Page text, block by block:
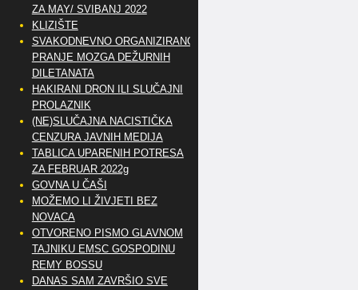
ZA MAY/ SVIBANJ 2022
KLIZIŠTE
SVAKODNEVNO ORGANIZIRANO
PRANJE MOZGA DEŽURNIH
DILETANATA
HAKIRANI DRON ILI SLUČAJNI
PROLAZNIK
(NE)SLUČAJNA NACISTIČKA
CENZURA JAVNIH MEDIJA
TABLICA UPARENIH POTRESA
ZA FEBRUAR 2022g
GOVNA U ČAŠI
MOŽEMO LI ŽIVJETI BEZ
NOVACA
OTVORENO PISMO GLAVNOM
TAJNIKU EMSC GOSPODINU
REMY BOSSU
DANAS SAM ZAVRŠIO SVE